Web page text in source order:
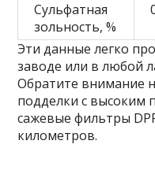
Сульфатная
зольность, %
Эти данные легко
заводе или в любой
Обратите внимание
подделки с высоким
сажевые фильтры
километров.